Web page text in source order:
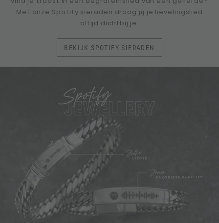
Met onze Spotify sieraden draag jij je lievelingslied
altijd dichtbij je.
BEKIJK SPOTIFY SIERADEN